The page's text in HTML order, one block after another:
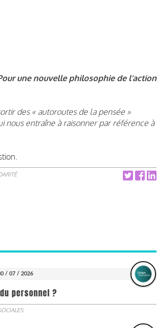
une nouvelle philosophie de l’action
des « autoroutes de la pensée »
nous entraîne à raisonner par référence à
/ 07 / 2026
personnel ?